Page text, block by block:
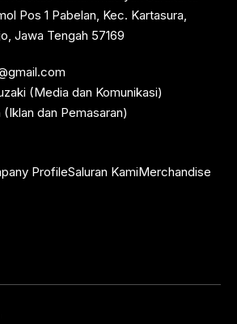
Pos 1 Pabelan, Kec. Kartasura,
Jawa Tengah 57169
(Media dan Komunikasi)
dan Pemasaran)
ProfileSaluran KamiMerchandise